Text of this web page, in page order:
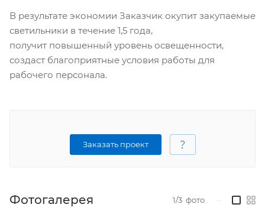
В результате экономии Заказчик окупит закупаемые
светильники в течение 1,5 года,
получит повышенный уровень освещенности,
создаст благоприятные условия работы для
рабочего персонала.
Заказать проект
Фотогалерея 1/3 фото